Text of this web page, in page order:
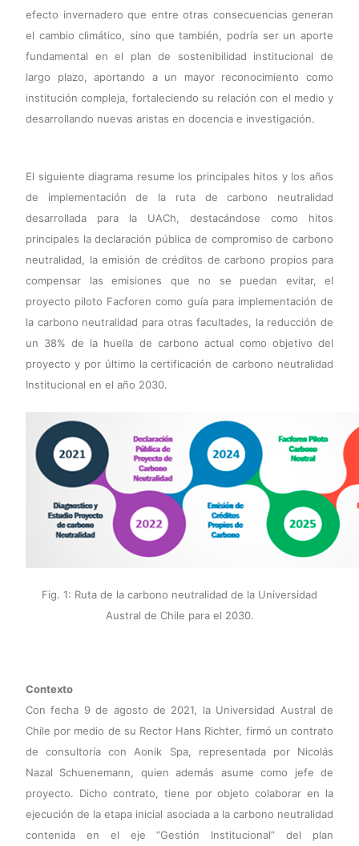
efecto invernadero que entre otras consecuencias generan
el cambio climático, sino que también, podría ser un aporte
fundamental en el plan de sostenibilidad institucional de
largo plazo, aportando a un mayor reconocimiento como
institución compleja, fortaleciendo su relación con el medio y
desarrollando nuevas aristas en docencia e investigación.
El siguiente diagrama resume los principales hitos y los años
de implementación de la ruta de carbono neutralidad
desarrollada para la UACh, destacándose como hitos
principales la declaración pública de compromiso de carbono
neutralidad, la emisión de créditos de carbono propios para
compensar las emisiones que no se puedan evitar, el
proyecto piloto Facforen como guía para implementación de
la carbono neutralidad para otras facultades, la reducción de
un 38% de la huella de carbono actual como objetivo del
proyecto y por último la certificación de carbono neutralidad
Institucional en el año 2030.
Fig. 1: Ruta de la carbono neutralidad de la Universidad
Austral de Chile para el 2030.
Contexto
Con fecha 9 de agosto de 2021, la Universidad Austral de
Chile por medio de su Rector Hans Richter, firmó un contrato
de consultoría con Aonik Spa, representada por Nicolás
Nazal Schuenemann, quien además asume como jefe de
proyecto. Dicho contrato, tiene por objeto colaborar en la
ejecución de la etapa inicial asociada a la carbono neutralidad
contenida en el eje “Gestión Institucional” del plan